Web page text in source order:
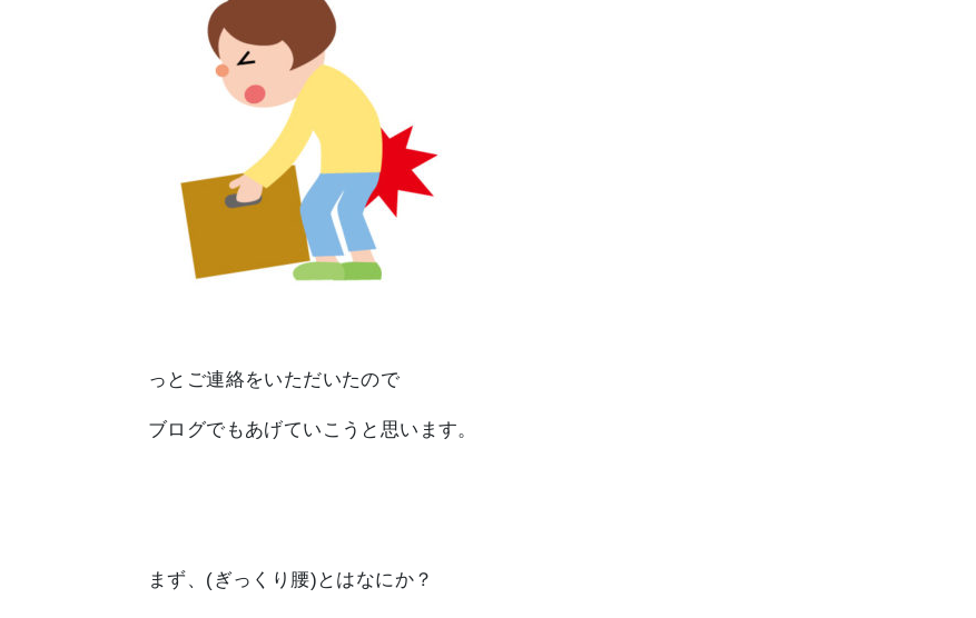
っとご連絡をいただいたので
ブログでもあげていこうと思います。
まず、 (ぎっくり腰) とはなにか？